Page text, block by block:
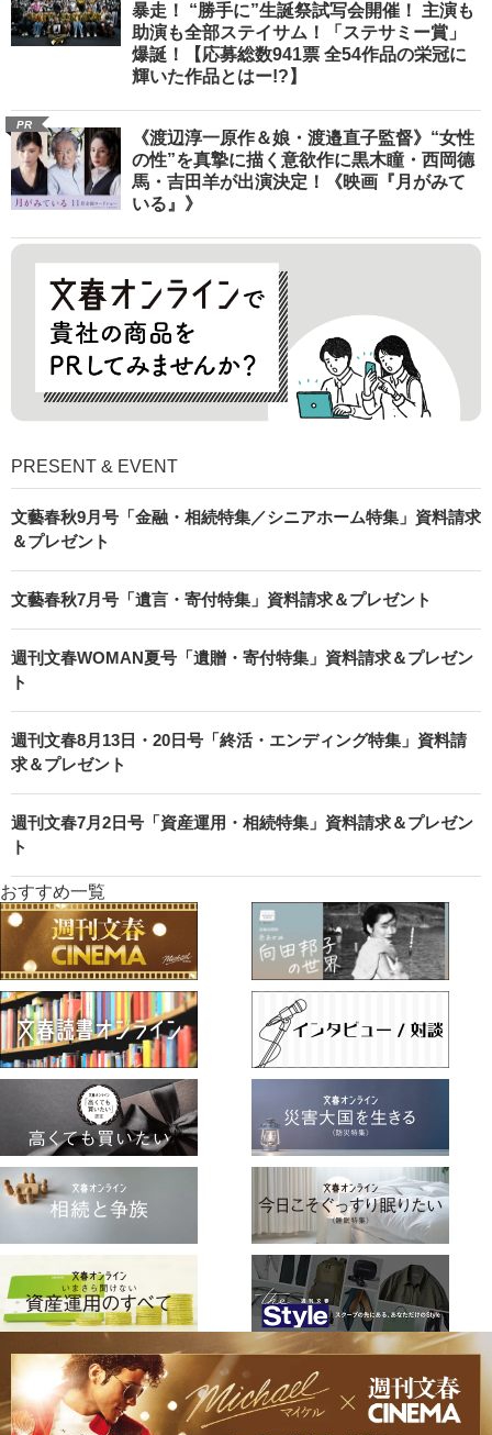
暴走！ “勝手に”生誕祭試写会開催！ 主演も
助演も全部ステイサム！「ステサミー賞」
爆誕！【応募総数941票 全54作品の栄冠に
輝いた作品とはー!?】
PR
《渡辺淳一原作＆娘・渡邉直子監督》“女性
の性”を真摯に描く意欲作に黒木瞳・西岡德
馬・吉田羊が出演決定！《映画『月がみて
いる』》
PRESENT & EVENT
文藝春秋9月号「金融・相続特集／シニアホーム特集」資料請求
＆プレゼント
文藝春秋7月号「遺言・寄付特集」資料請求＆プレゼント
週刊文春WOMAN夏号「遺贈・寄付特集」資料請求＆プレゼン
ト
週刊文春8月13日・20日号「終活・エンディング特集」資料請
求＆プレゼント
週刊文春7月2日号「資産運用・相続特集」資料請求＆プレゼン
ト
おすすめ一覧